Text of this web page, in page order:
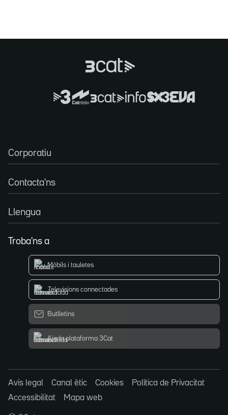
Corporatiu
Contacta'ns
Llengua
Troba'ns a
Mòbils i tauletes
Televisions connectades
Butlletins
Ajuda plataforma 3Cat
Avís legal Canal ètic Cookies
Política de Privacitat
Accessibilitat
Mapa web